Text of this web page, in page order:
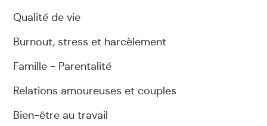
Qualité de vie
Burnout, stress et harcèlement
Famille - Parentalité
Relations amoureuses et couples
Bien-être au travail